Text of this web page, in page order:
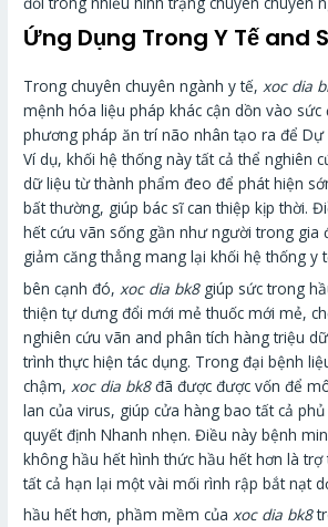
Ứng Dụng Trong Y Tế and
Trong chuyên chuyên ngành y tế, xoc dia
mệnh hóa liệu pháp khác cận dồn vào sức
phương pháp ăn trí não nhân tạo ra để Dự
Ví dụ, khối hệ thống này tất cả thể nghiên
dữ liệu từ thành phẩm đeo để phát hiện
bất thường, giúp bác sĩ can thiệp kịp thời.
hết cứu vãn sống gần như người trong gia
giảm căng thẳng mang lại khối hệ thống y
bên cạnh đó, xoc dia bk8giúp sức trong
thiện tự dưng đổi mới mẻ thuốc mới mẻ,
nghiên cứu vãn and phân tích hàng triệu
trình thực hiện tác dụng. Trong đại bệnh
chậm, xoc dia bk8đã được được vốn để
lan của virus, giúp cửa hàng bao tất cả
quyết định Nhanh nhẹn. Điều này bệnh
không hầu hết hình thức hầu hết hơn là trợ
tất cả hạn lại một vài mối rình rập bắt nạt
hầu hết hơn, phầm mềm củaxoc dia bk8